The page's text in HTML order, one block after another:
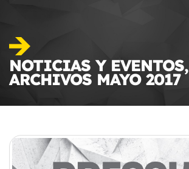
NOTICIAS Y EVENTOS,
ARCHIVOS MAYO 2017